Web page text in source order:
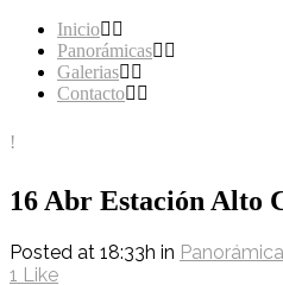
Inicio
Panorámicas
Galerias
Contacto
16 Abr Estación Alto
Posted at 18:33h in
1 Like